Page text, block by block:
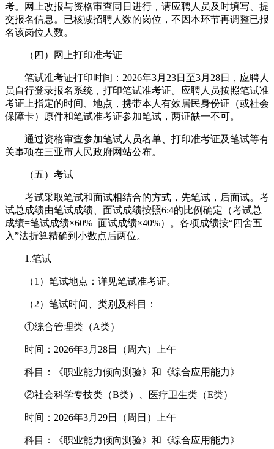
考。网上改报与资格审查同日进行，请应聘人员及时填写、提
交报名信息。已核减招聘人数的岗位，不因本环节再调整已报
名该岗位人数。
（四）网上打印准考证
笔试准考证打印时间：2026年3月23日至3月28日，应聘人
员自行登录报名系统，打印笔试准考证。应聘人员按照笔试准
考证上指定的时间、地点，携带本人有效居民身份证（或社会
保障卡）原件和笔试准考证参加笔试，两证缺一不可。
通过资格审查参加笔试人员名单、打印准考证及笔试等有
关事项在三亚市人民政府网站公布。
（五）考试
考试采取笔试和面试相结合的方式，先笔试，后面试。考
试总成绩由笔试成绩、面试成绩按照6:4的比例确定（考试总
成绩=笔试成绩×60%+面试成绩×40%）。各项成绩按“四舍五
入”法折算精确到小数点后两位。
1.笔试
（1）笔试地点：详见笔试准考证。
（2）笔试时间、类别及科目：
①综合管理类（A类）
时间：2026年3月28日（周六）上午
科目：《职业能力倾向测验》和《综合应用能力》
②社会科学专技类（B类）、医疗卫生类（E类）
时间：2026年3月29日（周日）上午
科目：《职业能力倾向测验》和《综合应用能力》